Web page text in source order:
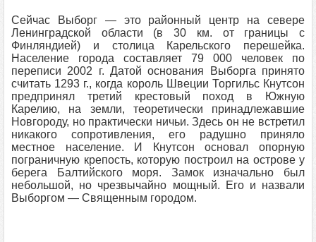
Сейчас Выборг — это районный центр на севере
Ленинградской области (в 30 км. от границы с
Финляндией) и столица Карельского перешейка.
Население города составляет 79 000 человек по
переписи 2002 г. Датой основания Выборга принято
считать 1293 г., когда король Швеции Торгильс Кнутсон
предпринял третий крестовый поход в Южную
Карелию, на земли, теоретически принадлежавшие
Новгороду, но практически ничьи. Здесь он не встретил
никакого сопротивления, его радушно приняло
местное население. И Кнутсон основал опорную
пограничную крепость, которую построил на острове у
берега Балтийского моря. Замок изначально был
небольшой, но чрезвычайно мощный. Его и назвали
Выборгом — Священным городом.